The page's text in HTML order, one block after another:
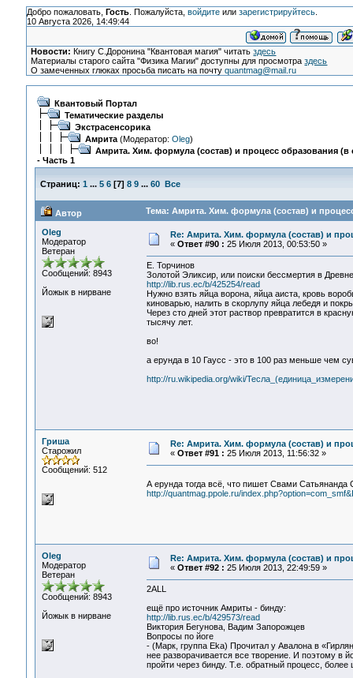
Добро пожаловать, Гость. Пожалуйста, войдитеили зарегистрируйтесь.
10 Августа 2026, 14:49:44
Новости: Книгу С.Доронина "Квантовая магия" читатьздесь
Материалы старого сайта "Физика Магии" доступны для просмотраздесь
О замеченных глюках просьба писать на почтуquantmag@mail.ru
Квантовый Портал
Тематические разделы
Экстрасенсорика
Амрита(Модератор: Oleg)
Амрита. Хим. формула (состав) и процесс образования (в
- Часть 1
Страниц: 1 ... 5 6[7] 8 9 ... 60 Все
Автор Тема: Амрита. Хим. формула (состав) и
Oleg
Модератор
Ветеран
Сообщений: 8943
Йожык в нирване
Re: Амрита. Хим. формула (состав) и
« Ответ #90 : 25 Июля 2013, 00:53:50 »
Е. Торчинов
Золотой Эликсир, или поиски бессмертия в
http://lib.rus.ec/b/425254/read
Нужно взять яйца ворона, яйца аиста, кровь
киноварью, налить в скорлупу яйца лебедя и
Через сто дней этот раствор превратится в
тысячу лет.
во!
а ерунда в 10 Гаусс - это в 100 раз меньше чем
http://ru.wikipedia.org/wiki/
Гриша
Старожил
Сообщений: 512
Re: Амрита. Хим. формула (состав) и
« Ответ #91 : 25 Июля 2013, 11:56:32 »
А ерунда тогда всё, что пишет Свами Сатьянанда
http://quantmag.ppole.ru/
Oleg
Модератор
Ветеран
Сообщений: 8943
Йожык в нирване
Re: Амрита. Хим. формула (состав) и
« Ответ #92 : 25 Июля 2013, 22:49:59 »
2ALL
ещё про источник Амриты - бинду:
http://lib.rus.ec/b/429573/read
Виктория Бегунова, Вадим Запорожцев
Вопросы по йоге
- (Марк, группа Eka) Прочитал у Авалона в
нее разворачивается все творение. И поэтому в
пройти через бинду. Т.е. обратный процесс,